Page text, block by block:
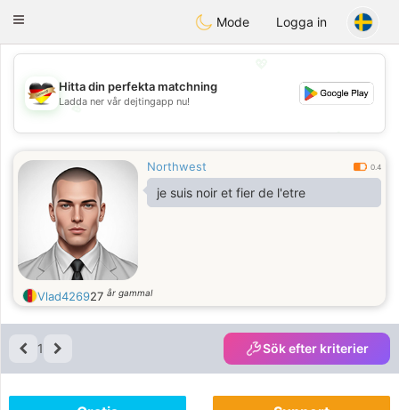
Deutsch Dating
Toggle
Mode Logga in
💖
💕
Hitta din perfekta matchning
Ladda ner vår dejtingapp nu!
Northwest 0.4
je suis noir et fier de l'etre
Vlad426927 år gammal
1 Sök efter kriterier